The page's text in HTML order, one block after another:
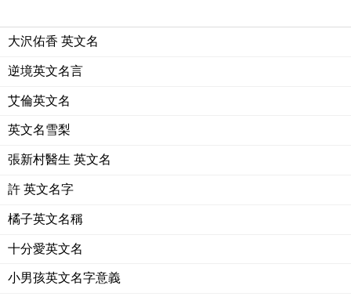
大沢佑香 英文名
逆境英文名言
艾倫英文名
英文名雪梨
張新村醫生 英文名
許 英文名字
橘子英文名稱
十分愛英文名
小男孩英文名字意義